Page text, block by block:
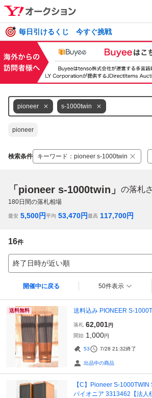
毎日引けるくじ 今すぐ挑戦
pioneer s-1000twin
pioneer
検索条件 キーワード ： pioneer s-1000twin
「pioneer s-1000twin」 の落札
180日間の落札相場
最安 5,500円平均 53,470円最高 117,700円
16件
終了日時が近い順
開催中に戻る 50件表示
送料無料 送料込み PIONEER S-
落札 62,001円
開始 1,000円
53 7/28 21:32終了
出品中の商品
【C】Pioneer S-
パイオニア 3313462【法人